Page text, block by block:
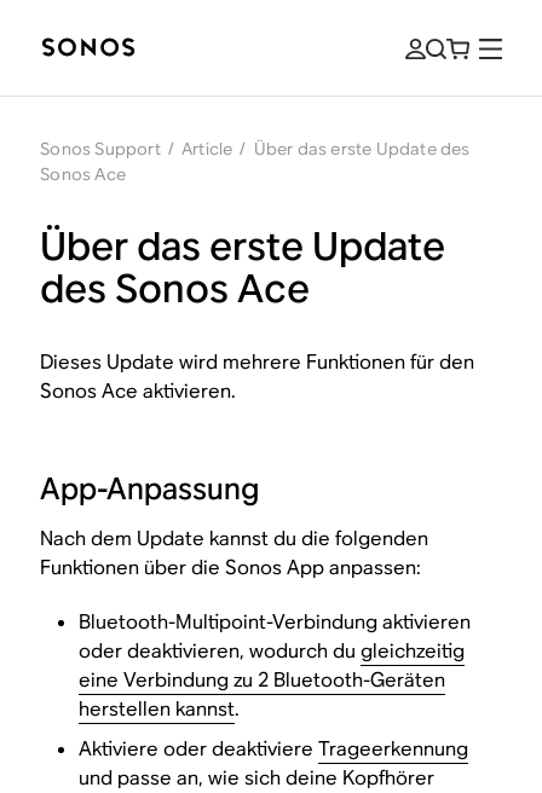
Sonos Support / Article / Über das erste Update des
Sonos Ace
Über das erste Update
des Sonos Ace
Dieses Update wird mehrere Funktionen für den
Sonos Ace aktivieren.
App-Anpassung
Nach dem Update kannst du die folgenden
Funktionen über die Sonos App anpassen:
Bluetooth-Multipoint-Verbindung aktivieren
oder deaktivieren, wodurch dugleichzeitig
eine Verbindung zu 2 Bluetooth-Geräten
herstellen kannst.
Aktiviere oder deaktiviereTrageerkennung
und passe an, wie sich deine Kopfhörer